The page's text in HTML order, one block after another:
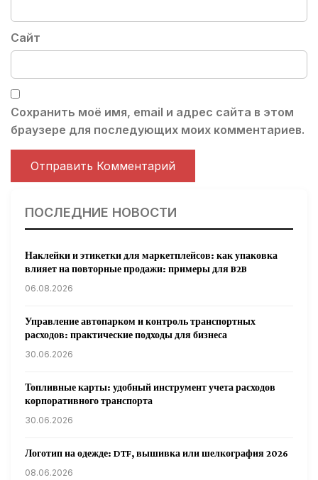
Сайт
Сохранить моё имя, email и адрес сайта в этом
браузере для последующих моих комментариев.
ПОСЛЕДНИЕ НОВОСТИ
Наклейки и этикетки для маркетплейсов: как упаковка
влияет на повторные продажи: примеры для B2B
06.08.2026
Управление автопарком и контроль транспортных
расходов: практические подходы для бизнеса
30.06.2026
Топливные карты: удобный инструмент учета расходов
корпоративного транспорта
30.06.2026
Логотип на одежде: DTF, вышивка или шелкография 2026
08.06.2026